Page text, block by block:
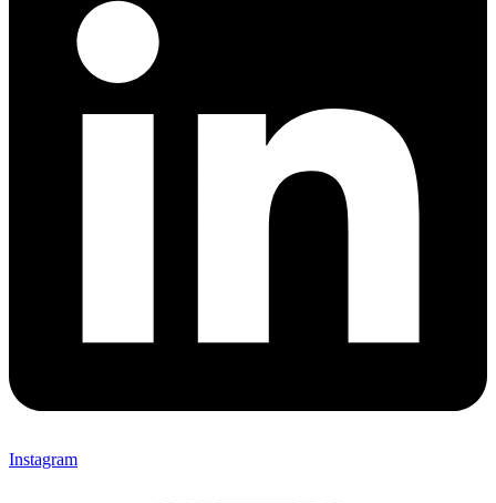
Instagram